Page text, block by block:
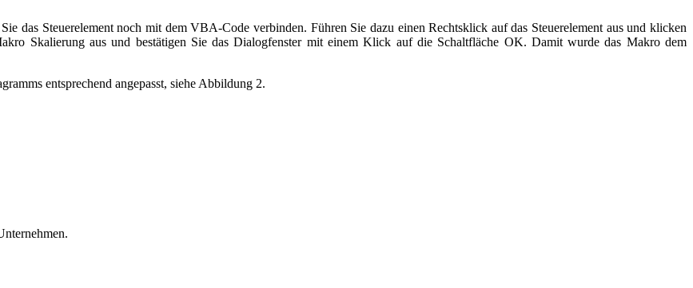
das Steuerelement noch mit dem VBA-Code verbinden. Führen Sie dazu einen Rechtsklick auf das Steuerelement aus und klicken
Skalierung aus und bestätigen Sie das Dialogfenster mit einem Klick auf die Schaltfläche OK. Damit wurde das Makro dem
entsprechend angepasst, siehe Abbildung 2.